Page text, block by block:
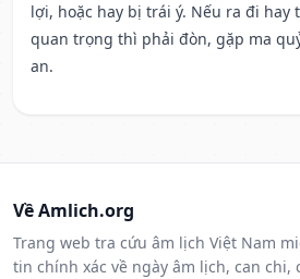
lợi, hoặc hay bị trái ý. Nếu ra đi hay
quan trọng thì phải đòn, gặp ma
an.
Về Amlich.org
Trang web tra cứu âm lịch Việt Nam
tin chính xác về ngày âm lịch, can chi,